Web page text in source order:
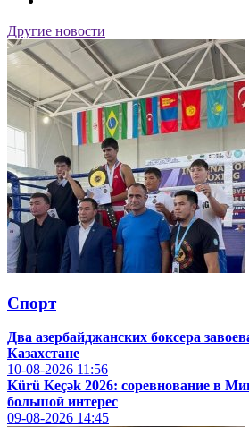
Другие новости
Спорт
Два азербайджанских боксера
Казахстане
10-08-2026 11:56
Kürü Keçək 2026: соревнование в
большой интерес
09-08-2026 14:45